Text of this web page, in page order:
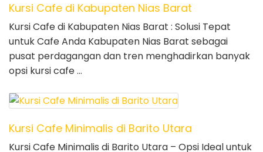
Kursi Cafe di Kabupaten Nias Barat
Kursi Cafe di Kabupaten Nias Barat : Solusi Tepat
untuk Cafe Anda Kabupaten Nias Barat sebagai
pusat perdagangan dan tren menghadirkan banyak
opsi kursi cafe …
Kursi Cafe Minimalis di Barito Utara
Kursi Cafe Minimalis di Barito Utara – Opsi Ideal untuk